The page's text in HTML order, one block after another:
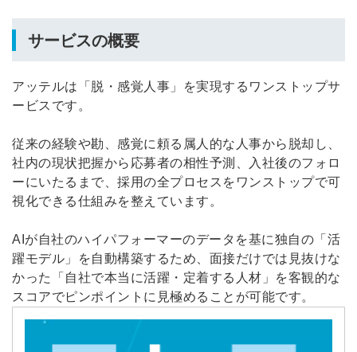
サービスの概要
アッテルは「脱・感覚人事」を実現するワンストップサ
ービスです。
従来の経験や勘、感覚に頼る属人的な人事から脱却し、
社内の現状把握から応募者の相性予測、入社後のフォロ
ーにいたるまで、採用の全プロセスをワンストップで可
視化できる仕組みを整えています。
AIが自社のハイパフォーマーのデータを基に独自の「活
躍モデル」を自動構築するため、面接だけでは見抜けな
かった「自社で本当に活躍・定着する人材」を客観的な
スコアでピンポイントに見極めることが可能です。